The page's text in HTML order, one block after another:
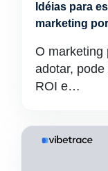
Idéias para
marketing
O marketing
adotar,
ROI e…